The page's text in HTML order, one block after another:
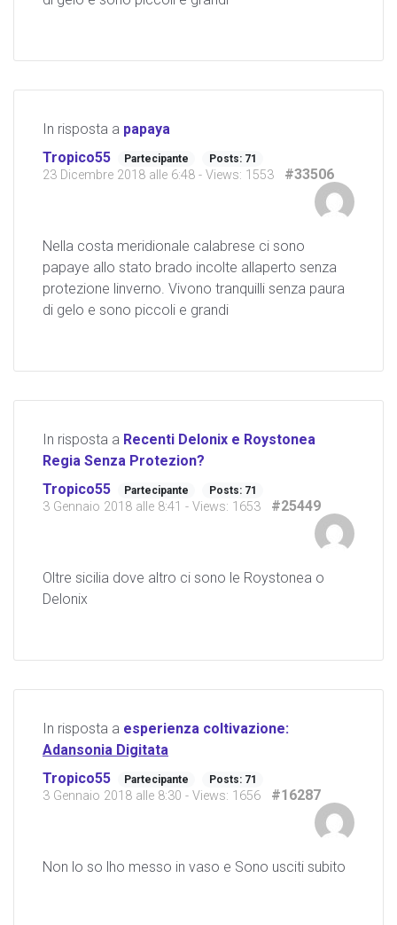
In risposta a papaya
Tropico55
Partecipante Posts: 71
23 Dicembre 2018 alle 6:48 - Views: 1553 #33506
Nella costa meridionale calabrese ci sono
papaye allo stato brado incolte allaperto senza
protezione linverno. Vivono tranquilli senza paura
di gelo e sono piccoli e grandi
In risposta a Recenti Delonix e Roystonea
Regia Senza Protezion?
Tropico55
Partecipante Posts: 71
3 Gennaio 2018 alle 8:41 - Views: 1653 #25449
Oltre sicilia dove altro ci sono le Roystonea o
Delonix
In risposta a esperienza coltivazione:
Adansonia Digitata
Tropico55
Partecipante Posts: 71
3 Gennaio 2018 alle 8:30 - Views: 1656 #16287
Non lo so lho messo in vaso e Sono usciti subito